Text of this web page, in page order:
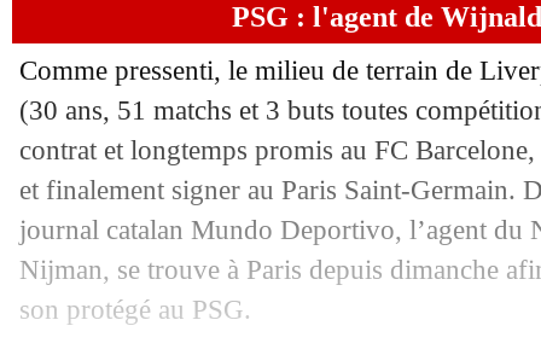
PSG : l'agent de
Comme pressenti, le milieu de terrain de
(30 ans, 51 matchs et 3 buts toutes
contrat et longtemps promis au FC
et finalement signer au Paris Saint-Germain.
journal catalan Mundo Deportivo, l’agent du
Nijman, se trouve à Paris depuis dimanche
son protégé au PSG.
07/06 Arsenal: la Roma veut Xhaka, mais...
07/06 Troyes: Batlles répond aux rumeurs
07/06 OM : Balerdi, Dortmund reste sur 14
07/06 Barça: Everton pense à Coutinho,
07/06 PSG : Donnarumma, ça chauffe !